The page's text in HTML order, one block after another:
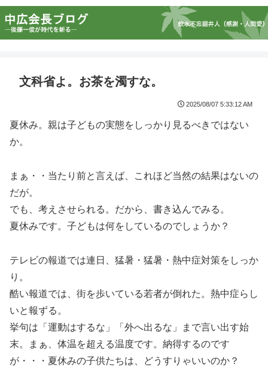
文科省よ。お茶を濁すな。
2025/08/07 5:33:12 AM
夏休み。親は子どもの実態をしっかり見るべきではない
か。
まぁ・・当たり前と言えば、これほど当然の結果はないの
だが。
でも、考えさせられる。だから、書き込んでみる。
夏休みです。子どもは何をしているのでしょうか？
テレビの報道では連日、猛暑・猛暑・熱中症対策をしっか
り。
酷い報道では、街を歩いている若者が倒れた。熱中症らし
いと報ずる。
挙句は「運動はするな」「外へ出るな」まで言い出す始
末。まぁ、体温を超える温度です。納得するのです
が・・・夏休みの子供たちは、どうすりゃいいのか？